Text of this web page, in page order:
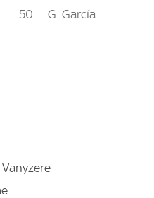
50
G García